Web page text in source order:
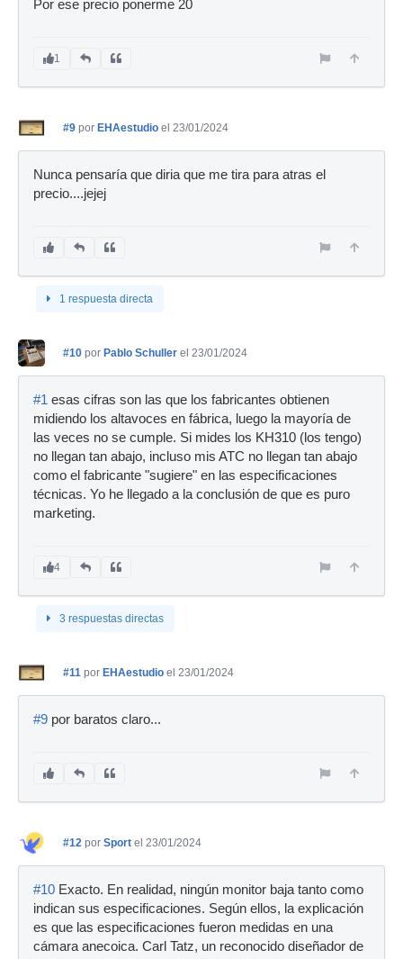
Por ese precio ponerme 20
1
#9 por EHAestudio el 23/01/2024
Nunca pensaría que diria que me tira para atras el
precio....jejej
1 respuesta directa
#10 por Pablo Schuller el 23/01/2024
#1 esas cifras son las que los fabricantes obtienen
midiendo los altavoces en fábrica, luego la mayoría de
las veces no se cumple. Si mides los KH310 (los tengo)
no llegan tan abajo, incluso mis ATC no llegan tan abajo
como el fabricante "sugiere" en las especificaciones
técnicas. Yo he llegado a la conclusión de que es puro
marketing.
4
3 respuestas directas
#11 por EHAestudio el 23/01/2024
#9 por baratos claro...
#12 por Sport el 23/01/2024
#10 Exacto. En realidad, ningún monitor baja tanto como
indican sus especificaciones. Según ellos, la explicación
es que las especificaciones fueron medidas en una
cámara anecoica. Carl Tatz, un reconocido diseñador de